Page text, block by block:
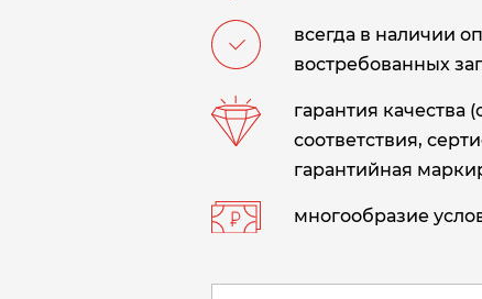
всегда в наличии
востребованных
гарантия качества
соответствия,
гарантийная
многообразие